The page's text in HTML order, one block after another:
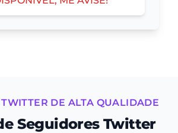
DE ALTA QUALIDADE
Seguidores Twitter